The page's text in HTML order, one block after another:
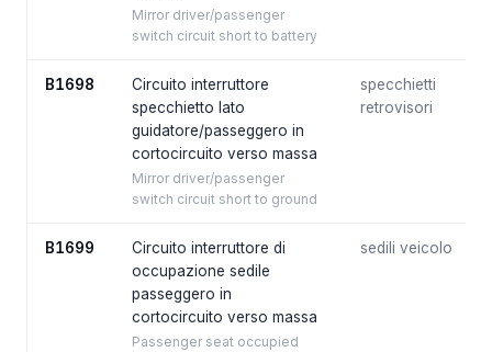
Mirror driver/passenger
switch circuit short to battery
B1698
Circuito interruttore
specchietto lato
guidatore/passeggero in
cortocircuito verso massa
Mirror driver/passenger
switch circuit short to ground
specchietti
retrovisori
B1699
Circuito interruttore di
occupazione sedile
passeggero in
cortocircuito verso massa
Passenger seat occupied
sedili veicolo